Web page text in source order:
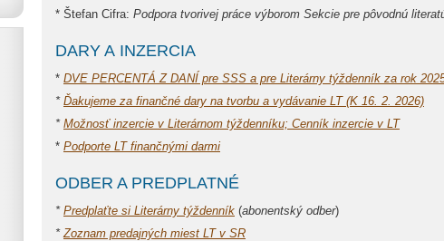
* Štefan Cifra: Podpora tvorivej práce výborom Sekcie pre pôvodnú
DARY A INZERCIA
* DVE PERCENTÁ Z DANÍ pre SSS a pre Literárny týždenník za rok
* Ďakujeme za finančné dary na tvorbu a vydávanie LT (K 16. 2. 2026)
* Možnosť inzercie v Literárnom týždenníku; Cenník inzercie v LT
* Podporte LT finančnými darmi
ODBER A PREDPLATNÉ
* Predplaťte si Literárny týždenník (abonentský odber)
*Zoznam predajných miest LT v SR